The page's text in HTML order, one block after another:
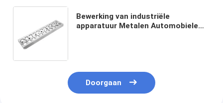
Bewerking van industriële
apparatuur Metalen Automobiele
Doorgaan